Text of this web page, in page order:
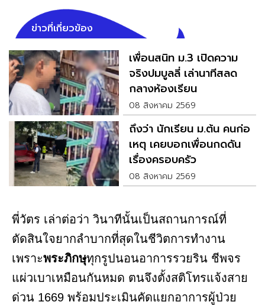
ข่าวที่เกี่ยวข้อง
เพื่อนสนิท ม.3 เปิดความ
จริงปมบูลลี่ เล่านาทีสลด
กลางห้องเรียน
08 สิงหาคม 2569
ถึงว่า นักเรียน ม.ต้น คนก่อ
เหตุ เคยบอกเพื่อนกดดัน
เรื่องครอบครัว
08 สิงหาคม 2569
พี่วัตร เล่าต่อว่า วินาทีนั้นเป็นสถานการณ์ที่
ตัดสินใจยากลำบากที่สุดในชีวิตการทำงาน
เพราะพระภิกษุทุกรูปนอนอาการรวยริน ชีพจร
แผ่วเบาเหมือนกันหมด ตนจึงตั้งสติโทรแจ้งสาย
ด่วน 1669 พร้อมประเมินคัดแยกอาการผู้ป่วย